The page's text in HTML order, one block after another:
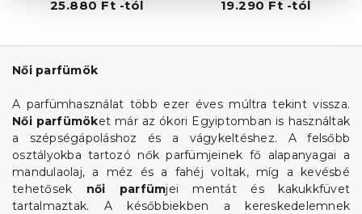
25.880 Ft -tól 19.290 Ft -tól
Női parfümök
A parfümhasználat több ezer éves múltra tekint vissza.
Női parfümöket már az ókori Egyiptomban is használtak
a szépségápoláshoz és a vágykeltéshez. A felsőbb
osztályokba tartozó nők parfümjeinek fő alapanyagai a
mandulaolaj, a méz és a fahéj voltak, míg a kevésbé
tehetősek női parfümjei mentát és kakukkfüvet
tartalmaztak. A későbbiekben a kereskedelemnek